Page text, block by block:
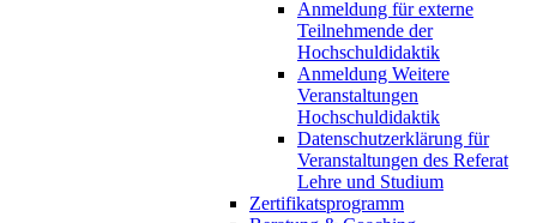
Anmeldung für externe
Teilnehmende der
Hochschuldidaktik
Anmeldung Weitere
Veranstaltungen
Hochschuldidaktik
Datenschutzerklärung für
Veranstaltungen des Referat
Lehre und Studium
Zertifikatsprogramm